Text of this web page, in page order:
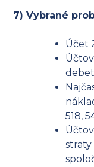
7) Vybrané
Účet
518,
straty